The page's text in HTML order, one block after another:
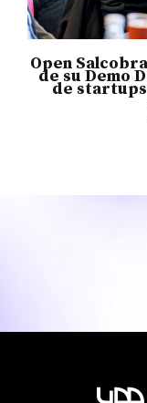
Open
de su Demo
de